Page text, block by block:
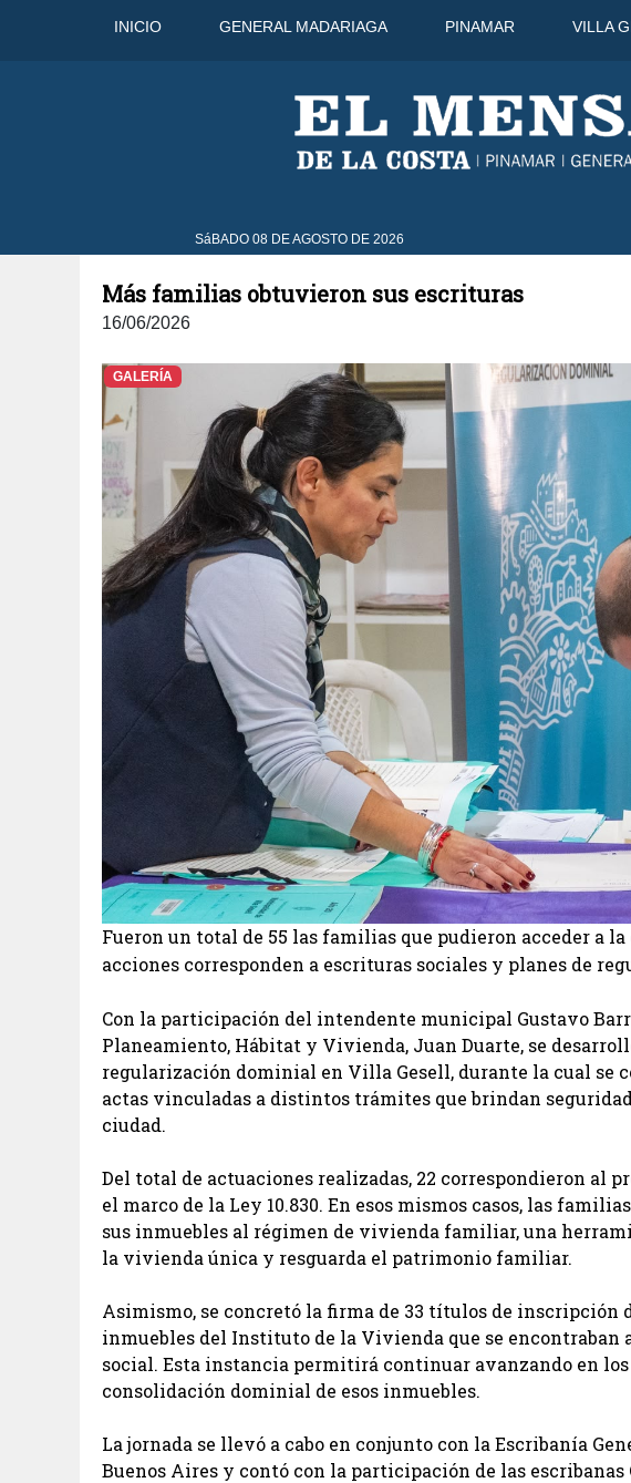
INICIO GENERAL MADARIAGA PINAMAR VILLA
SáBADO 08 DE AGOSTO DE 2026
33°C 10 Ago
Más familias obtuvieron sus escrituras
16/06/2026
GALERÍA
Fueron un total de 55 las familias que pudieron acceder a
acciones corresponden a escrituras sociales y planes de
Con la participación del intendente municipal Gustavo
Planeamiento, Hábitat y Vivienda, Juan Duarte, se
regularización dominial en Villa Gesell, durante la cual se
actas vinculadas a distintos trámites que brindan
ciudad.
Del total de actuaciones realizadas, 22 correspondieron al
el marco de la Ley 10.830. En esos mismos casos, las
sus inmuebles al régimen de vivienda familiar, una
la vivienda única y resguarda el patrimonio familiar.
Asimismo, se concretó la firma de 33 títulos de inscripción
inmuebles del Instituto de la Vivienda que se encontraban
social. Esta instancia permitirá continuar avanzando en
consolidación dominial de esos inmuebles.
La jornada se llevó a cabo en conjunto con la Escribanía
Buenos Aires y contó con la participación de las